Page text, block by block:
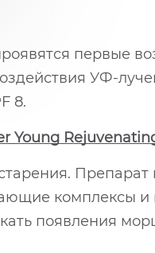
первые
УФ-
8.
комплексы
появления